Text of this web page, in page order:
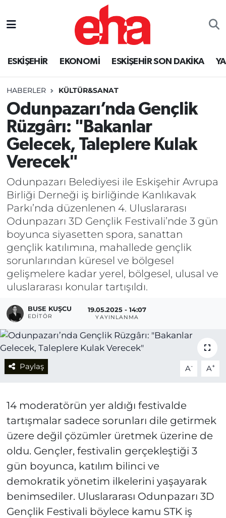
ESKİŞEHİR EKONOMİ ESKİŞEHİR SON DAKİKA
HABERLER KÜLTÜR&SANAT
Odunpazarı’nda Gençlik
Rüzgârı: "Bakanlar
Gelecek, Taleplere Kulak
Verecek"
Odunpazarı Belediyesi ile Eskişehir Avrupa
Birliği Derneği iş birliğinde Kanlıkavak
Parkı’nda düzenlenen 4. Uluslararası
Odunpazarı 3D Gençlik Festivali’nde 3 gün
boyunca siyasetten spora, sanattan
gençlik katılımına, mahallede gençlik
sorunlarından küresel ve bölgesel
gelişmelere kadar yerel, bölgesel, ulusal ve
uluslararası konular tartışıldı.
BUSE KUŞCU
EDITÖR
19.05.2025 - 14:07
YAYINLANMA
Paylaş A- A+
14 moderatörün yer aldığı festivalde
tartışmalar sadece sorunları dile getirmek
üzere değil çözümler üretmek üzerine de
oldu. Gençler, festivalin gerçekleştiği 3
gün boyunca, katılım bilinci ve
demokratik yönetim ilkelerini yaşayarak
benimsediler. Uluslararası Odunpazarı 3D
Gençlik Festivali böylece kamu STK iş